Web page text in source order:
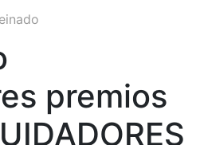
premios